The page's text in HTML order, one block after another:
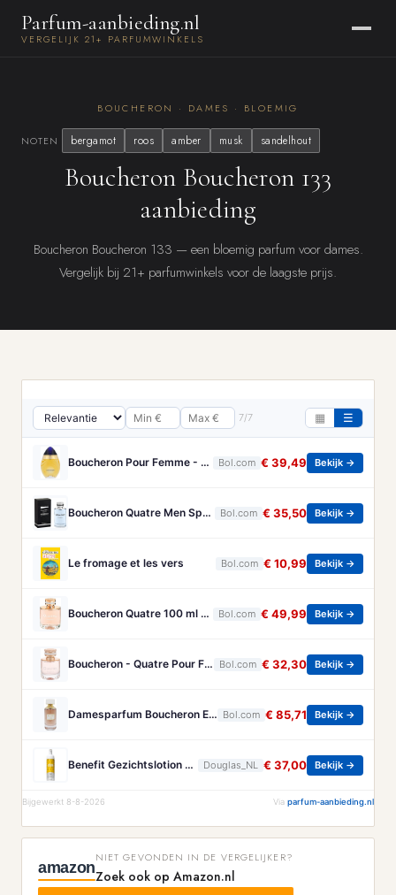
Parfum-aanbieding.nl
VERGELIJK 21+ PARFUMWINKELS
BOUCHERON · DAMES · BLOEMIG
NOTEN bergamot roos amber musk sandelhout
Boucheron Boucheron 133
aanbieding
Boucheron Boucheron 133 — een bloemig parfum voor dames.
Vergelijk bij 21+ parfumwinkels voor de laagste prijs.
7/7 ▦ ☰
Boucheron Pour Femme - 100ml - Eau de toilette Bol.com € 39,49 Bekijk →
Boucheron Quatre Men Spray - 100 ml - Eau De Toilette Bol.com € 35,50 Bekijk →
Le fromage et les vers Bol.com € 10,99 Bekijk →
Boucheron Quatre 100 ml - Eau de Parfum - Damesparfum Bol.com € 49,99 Bekijk →
Boucheron - Quatre Pour Femme - Eau De Parfum - 50ML Bol.com € 32,30 Bekijk →
Damesparfum Boucheron EDP Rose D'Isparta 125 ml Bol.com € 85,71 Bekijk →
Benefit Gezichtslotion The POREfessional Gezichtstoner Unisex 133ml Douglas_NL € 37,00 Bekijk →
Bijgewerkt 8-8-2026 Via parfum-aanbieding.nl
amazon
NIET GEVONDEN IN DE VERGELIJKER?
Zoek ook op Amazon.nl